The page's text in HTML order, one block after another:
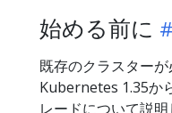
始める前に
既存のクラスター
Kubernetes 1.35か
レードについて説